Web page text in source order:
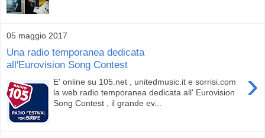
05 maggio 2017
Una radio temporanea dedicata
all'Eurovision Song Contest
›
E' online su 105.net , unitedmusic.it e sorrisi.com
la web radio temporanea dedicata all' Eurovision
Song Contest , il grande ev...